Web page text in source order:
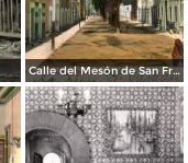
Calle del Mesón de San Francisco